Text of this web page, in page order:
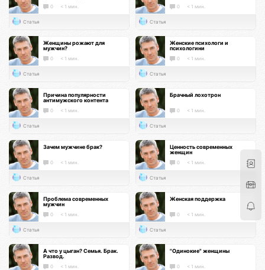
0 < 1 мин.
Статья
0 < 1 мин.
Статья
Женщины рожают для
мужчин?
0 < 1 мин.
Статья
Женские психологи и
психологини
0 < 1 мин.
Статья
Причина популярности
антимужского контента
0 < 1 мин.
Статья
Брачный лохотрон
0 < 1 мин.
Статья
Зачем мужчине брак?
0 < 1 мин.
Статья
Ценность современных
женщин
0 < 1 мин.
Статья
Проблема современных
мужчин
0 < 1 мин.
Статья
Женская поддержка
0 < 1 мин.
Статья
А что у цыган? Семья. Брак.
Развод.
0 < 1 мин.
"Одинокие" женщины
0 < 1 мин.